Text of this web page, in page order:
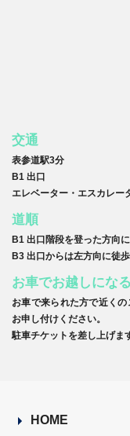
交通
表参道駅3分
B1 出口
エレベーター・エスカレー
道順
B1 出口階段を登った方向
B3 出口からは左方向に徒
お車でお越しにな
お車で来られた方で近く
お申し付けください。
駐車チケットを差し上げま
HOME